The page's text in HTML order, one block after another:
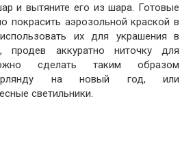
и вытяните его из шара. Готовые
аэрозольной краской в
их для украшения в
продев аккуратно ниточку для
сделать таким образом
на новый год, или
светильники.